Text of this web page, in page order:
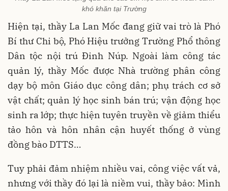
khó khăn tại Trường
Hiện tại, thầy La Lan Mốc đang giữ vai trò là Phó
Bí thư Chi bộ, Phó Hiệu trưởng Trường Phổ thông
Dân tộc nội trú Đinh Núp. Ngoài làm công tác
quản lý, thầy Mốc được Nhà trường phân công
dạy bộ môn Giáo dục công dân; phụ trách cơ sở
vật chất; quản lý học sinh bán trú; vận động học
sinh ra lớp; thực hiện tuyên truyền về giảm thiểu
tảo hôn và hôn nhân cận huyết thống ở vùng
đồng bào DTTS…
Tuy phải đảm nhiệm nhiều vai, công việc vất vả,
nhưng với thầy đó lại là niềm vui, thầy bảo: Mình